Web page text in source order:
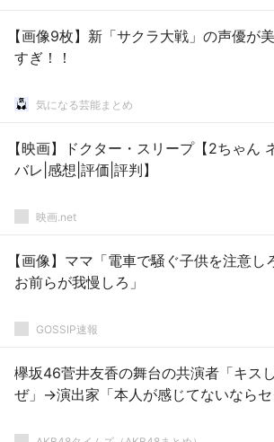
【画像9枚】新「サクラ大戦」の声優が
すぎ！！
気になる芸能まとめ
【映画】ドクター・スリープ【2ちゃん
バレ|感想|評価|評判】
映画.net
【画像】ママ「電車で騒ぐ子供を注意し
お前らが我慢しろ」
GOSSIP速報
欅坂46菅井友香の舞台の共演者「キス
ぜ」→演出家「本人が感じてないならセ